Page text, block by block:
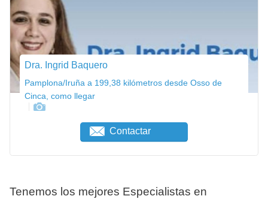
Dra. Ingrid Baquero
Pamplona/Iruña a 199,38 kilómetros desde Osso de
Cinca, como llegar
Contactar
Tenemos los mejores Especialistas en